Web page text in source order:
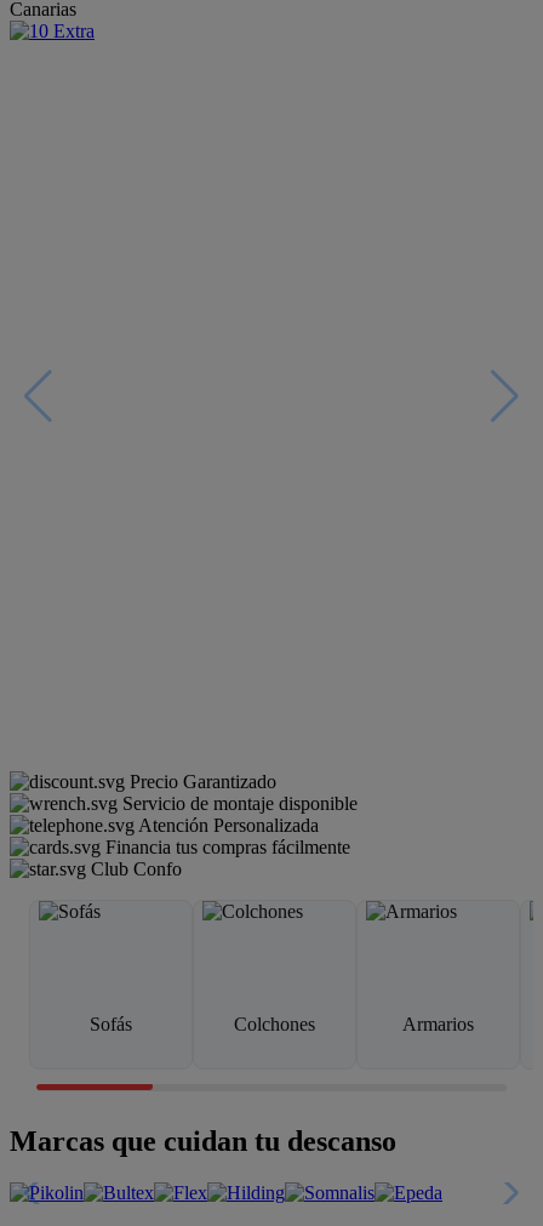
Canarias
Precio Garantizado
Servicio de montaje disponible
Atención Personalizada
Financia tus compras fácilmente
Club Confo
Sofás Colchones Armarios
Marcas que cuidan tu descanso